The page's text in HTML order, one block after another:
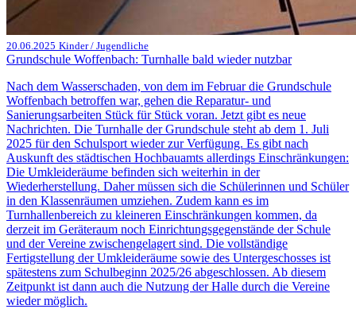
20.06.2025 Kinder / Jugendliche
Grundschule Woffenbach: Turnhalle bald wieder nutzbar
Nach dem Wasserschaden, von dem im Februar die Grundschule
Woffenbach betroffen war, gehen die Reparatur- und
Sanierungsarbeiten Stück für Stück voran. Jetzt gibt es neue
Nachrichten. Die Turnhalle der Grundschule steht ab dem 1. Juli
2025 für den Schulsport wieder zur Verfügung. Es gibt nach
Auskunft des städtischen Hochbauamts allerdings Einschränkungen:
Die Umkleideräume befinden sich weiterhin in der
Wiederherstellung. Daher müssen sich die Schülerinnen und Schüler
in den Klassenräumen umziehen. Zudem kann es im
Turnhallenbereich zu kleineren Einschränkungen kommen, da
derzeit im Geräteraum noch Einrichtungsgegenstände der Schule
und der Vereine zwischengelagert sind. Die vollständige
Fertigstellung der Umkleideräume sowie des Untergeschosses ist
spätestens zum Schulbeginn 2025/26 abgeschlossen. Ab diesem
Zeitpunkt ist dann auch die Nutzung der Halle durch die Vereine
wieder möglich.